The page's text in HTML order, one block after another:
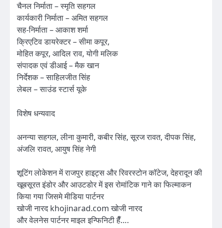
चैनल निर्माता – स्मृति सहगल
कार्यकारी निर्माता – अमित सहगल
सह-निर्माता – आकाश शर्मा
क्रिएटिव डायरेक्टर – सीमा कपूर,
मोहित कपूर, आदिल राव, योगी मलिक
संपादक एवं डीआई – मैक खान
निर्देशक – साहिलजीत सिंह
लेबल – साउंड स्टार्स यूके
विशेष धन्यवाद
अनन्या सहगल, लीना कुमारी, कबीर सिंह, सूरज रावत, दीपक सिंह,
अंजलि रावत, आयुष सिंह नेगी
शूटिंग लोकेशन में राजपुर हाइट्स और रिवरस्टोन कॉटेज, देहरादून की
खूबसूरत इंडोर और आउटडोर में इस रोमांटिक गाने का फिल्माकन
किया गया जिसमे मीडिया पार्टनर
खोजी नारद khojinarad.com खोजी नारद
और वेलनेस पार्टनर माइल इन्फिनिटी हैँ….